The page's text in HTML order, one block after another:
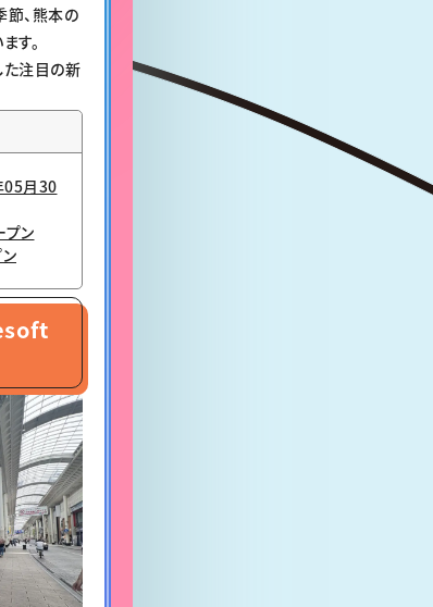
、熊本の
す。
た注目の新
月30
ン